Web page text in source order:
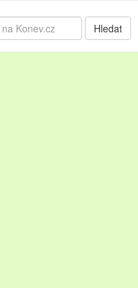
Hledat